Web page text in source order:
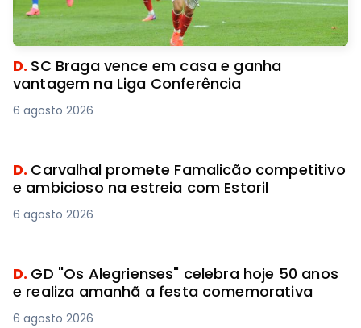
D. SC Braga vence em casa e ganha
vantagem na Liga Conferência
6 agosto 2026
D. Carvalhal promete Famalicão competitivo
e ambicioso na estreia com Estoril
6 agosto 2026
D. GD "Os Alegrienses" celebra hoje 50 anos
e realiza amanhã a festa comemorativa
6 agosto 2026